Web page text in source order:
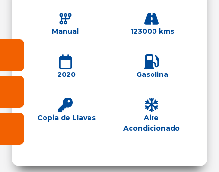
Manual 123000 kms
2020 Gasolina
Copia de Llaves
Aire
Acondicionado